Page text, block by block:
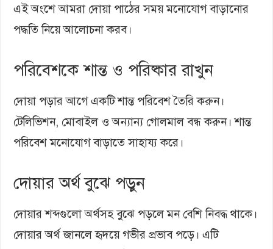
এই অংশে আমরা দোয়া পাঠের সময় মনোযোগ বাড়ানোর
পদ্ধতি নিয়ে আলোচনা করব।
পরিবেশকে শান্ত ও পরিষ্কার রাখুন
দোয়া পড়ার আগে একটি শান্ত পরিবেশ তৈরি করুন।
টেলিভিশন, মোবাইল ও অন্যান্য গোলমাল বন্ধ করুন। শান্ত
পরিবেশ মনোযোগ বাড়াতে সাহায্য করে।
দোয়ার অর্থ বুঝে পড়ুন
দোয়ার শব্দগুলো অর্থসহ বুঝে পড়লে মন বেশি নিবদ্ধ থাকে।
দোয়ার অর্থ জানলে হৃদয়ে গভীর প্রভাব পড়ে। এটি